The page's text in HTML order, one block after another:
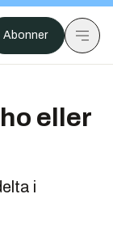
Abonner
eller
i